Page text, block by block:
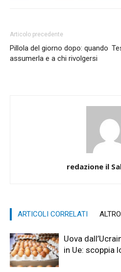
Articolo precedente
Pillola del giorno dopo: quando
assumerla e a chi rivolgersi
redazione il
ARTICOLI CORRELATI
Uova
in Ue: scoppia